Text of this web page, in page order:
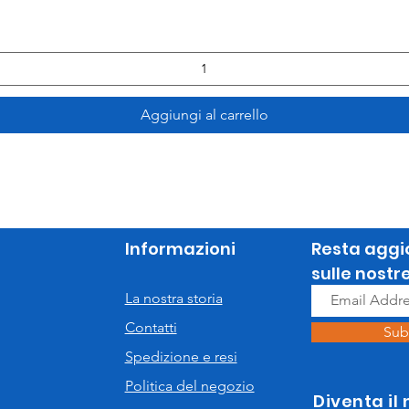
Aggiungi al carrello
Informazioni
La nostra storia
Contatti
Spedizione e resi
Politica del negozio
Resta
sulle
Diventa il